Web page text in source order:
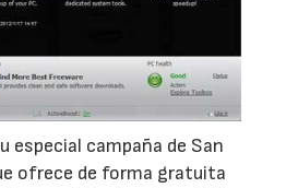
especial campaña de San
ofrece de forma gratuita